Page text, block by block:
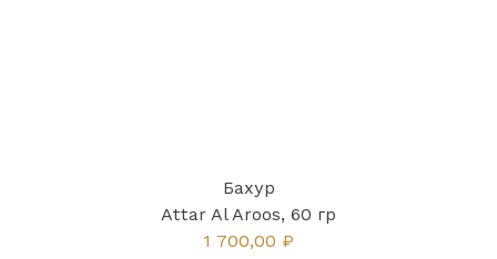
Бахур
Attar Al Aroos, 60 гр
1 700,00 ₽